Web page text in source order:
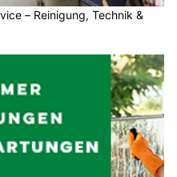
– Reinigung, Technik &